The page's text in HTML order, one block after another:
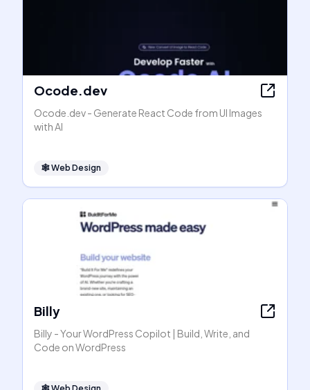
Ocode.dev
Ocode.dev - Generate React Code from UI Images
with AI
🕸Web Design
Billy
Billy - Your WordPress Copilot | Build, Write, and
Code on WordPress